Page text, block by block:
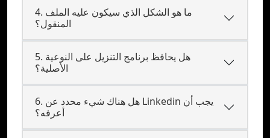
4. ما هو الشكل الذي سيكون عليه الملف
المنقول؟
5. هل يحافظ برنامج التنزيل على النوعية
الأصلية؟
6. هل هناك شيء محدد عن Linkedin يجب أن
أعرفه؟